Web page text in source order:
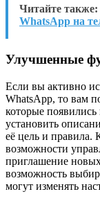
Читайте также:
WhatsApp на
Улучшенные
Если вы активно
WhatsApp, то вам
которые
установить
её цель и правила.
возможности
приглашение
возможность
могут изменять